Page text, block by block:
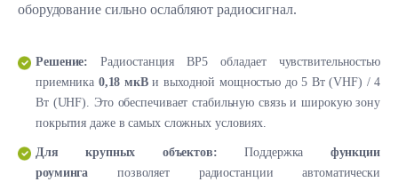
оборудование сильно ослабляют радиосигнал.
Решение: Радиостанция BP5 обладает чувствительностью
приемника 0,18 мкВи выходной мощностью до 5 Вт (VHF) / 4
Вт (UHF). Это обеспечивает стабильную связь и широкую зону
покрытия даже в самых сложных условиях.
Для крупных объектов: Поддержка функции
роуминга позволяет радиостанции автоматически